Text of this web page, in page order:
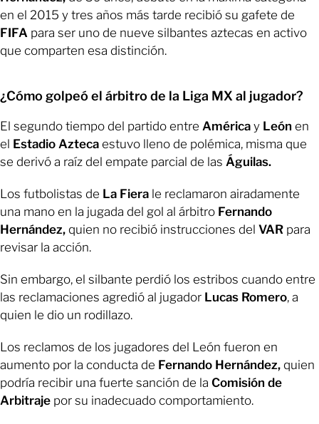
en el 2015 y tres años más tarde recibió su gafete de
FIFA para ser uno de nueve silbantes aztecas en activo
que comparten esa distinción.
¿Cómo golpeó el árbitro de la Liga MX al jugador?
El segundo tiempo del partido entre América y León en
el Estadio Azteca estuvo lleno de polémica, misma que
se derivó a raíz del empate parcial de las Águilas.
Los futbolistas de La Fiera le reclamaron airadamente
una mano en la jugada del gol al árbitro Fernando
Hernández, quien no recibió instrucciones del VAR para
revisar la acción.
Sin embargo, el silbante perdió los estribos cuando entre
las reclamaciones agredió al jugador Lucas Romero, a
quien le dio un rodillazo.
Los reclamos de los jugadores del León fueron en
aumento por la conducta de Fernando Hernández, quien
podría recibir una fuerte sanción de la Comisión de
Arbitraje por su inadecuado comportamiento.